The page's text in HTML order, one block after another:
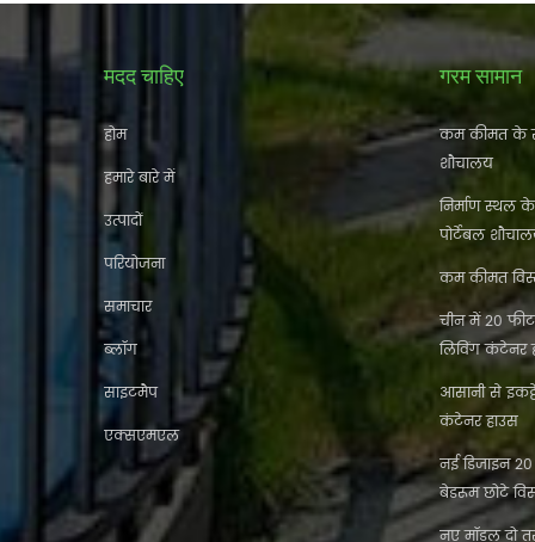
मदद चाहिए
होम
हमारे बारे में
उत्पादों
परियोजना
समाचार
ब्लॉग
साइटमैप
एक्सएमएल
गरम सामान
कम कीमत के
शौचालय
निर्माण स्थल
पोर्टेबल
कम कीमत
चीन में 20 फीट
लिविंग कंटेनर
आसानी से
कंटेनर हाउस
नई डिजाइन 20
बेडरूम छोटे
नए मॉडल दो